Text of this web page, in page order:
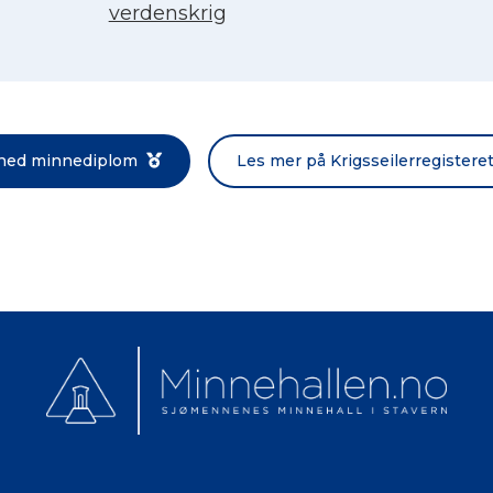
verdenskrig
minnediplom Les mer på